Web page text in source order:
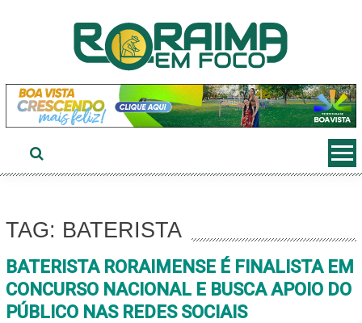
TAG: BATERISTA
BATERISTA RORAIMENSE É FINALISTA EM
CONCURSO NACIONAL E BUSCA APOIO DO
PÚBLICO NAS REDES SOCIAIS